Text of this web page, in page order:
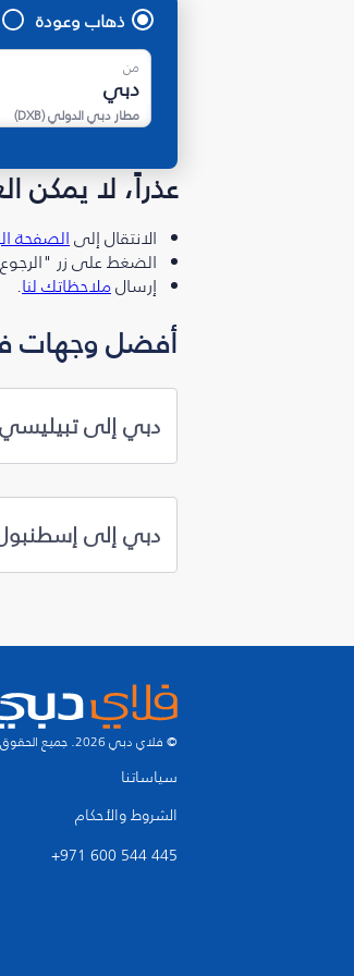
ذهاب وعودة
من
مطار دبي الدولي(
DXB
)
عذراً، لا يمكن
الانتقال إلى الصفحة
الضغط على زر
إرسالملاحظاتك لنا.
أفضل وجهات
دبي إلى تبيليسي
دبي إلى
© فلاي دبي 2026. جميع الحقوق محفوظة.
سياساتنا
الشروط والأحكام
+971 600 544 445